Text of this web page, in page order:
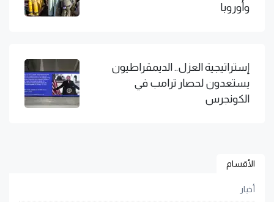
وأوروبا
إستراتيجية العزل.. الديمقراطيون
يستعدون لحصار ترامب في
الكونجرس
الأقسام
أخبار